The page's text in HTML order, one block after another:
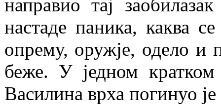
направио тај
настаде паника, каква
опрему, оружје, одело и
беже. У једном кратком
Василина врха погинуо